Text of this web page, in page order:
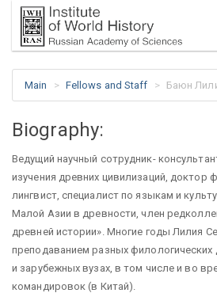
Main Fellows and Staff Баюн
Biography:
Ведущий научный сотрудник-
изучения древних цивилизаций, доктор
лингвист, специалист по языкам и
Малой Азии в древности, член
древней истории». Многие годы Лилия
преподаванием разных филологических
и зарубежных вузах, в том числе и во
командировок (в Китай).